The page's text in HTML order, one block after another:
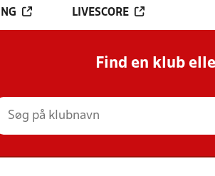
LIVESCORE
Find en klub